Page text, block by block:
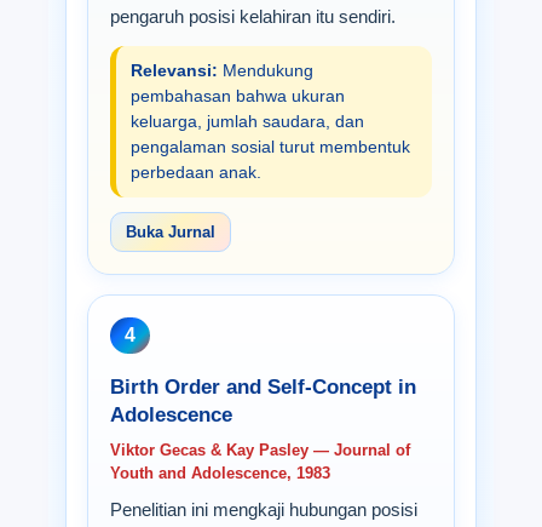
pengaruh posisi kelahiran itu sendiri.
Relevansi: Mendukung
pembahasan bahwa ukuran
keluarga, jumlah saudara, dan
pengalaman sosial turut membentuk
perbedaan anak.
Buka Jurnal
4
Birth Order and Self-Concept in
Adolescence
Viktor Gecas & Kay Pasley — Journal of
Youth and Adolescence, 1983
Penelitian ini mengkaji hubungan posisi